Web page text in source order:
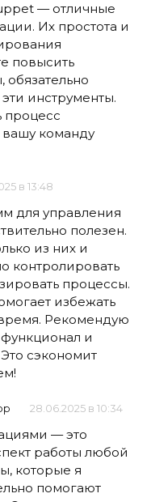
— отличные
Их простота и
повысить
обязательно
инструменты.
процесс
команду
в 13:48
для управления
полезен.
из них и
контролировать
процессы.
избежать
Рекомендую
и
сэкономит
28.06.2025 в 10:34
— это
работы любой
которые я
помогают